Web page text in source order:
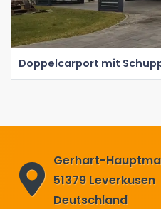
Doppelcarport mit
Gerhart-
51379 Leverkusen
Deutschland